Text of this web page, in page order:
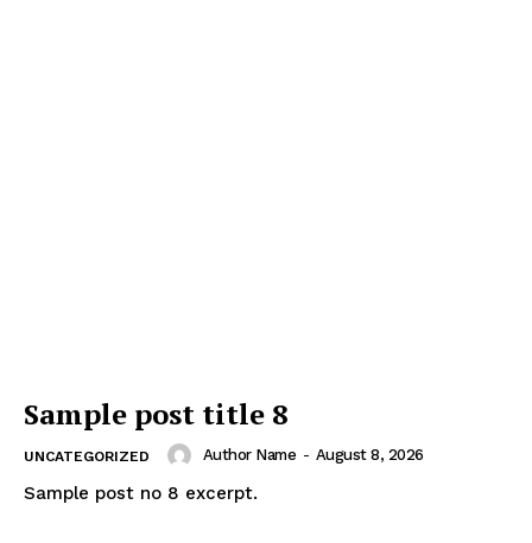
Sample post title 8
UNCATEGORIZED Author Name - August 8, 2026
Sample post no 8 excerpt.